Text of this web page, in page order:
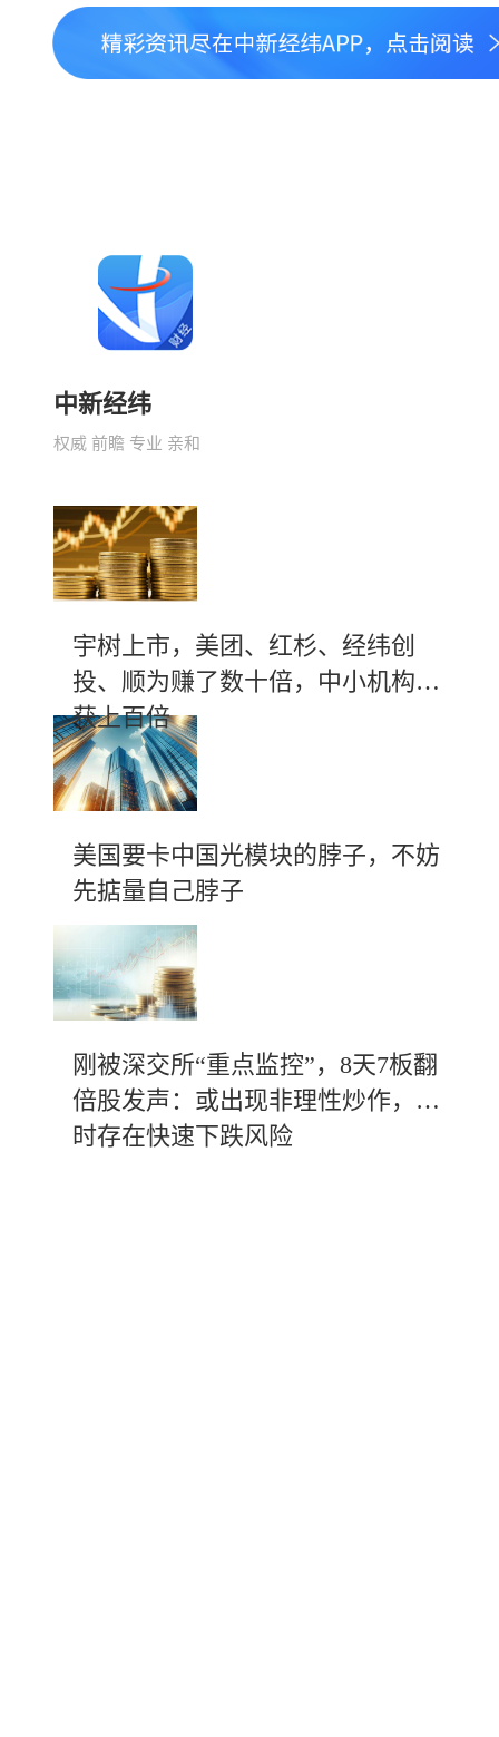
中新经纬
权威 前瞻 专业 亲和
宇树上市，美团、红杉、经纬创
投、顺为赚了数十倍，中小机构斩
获上百倍
美国要卡中国光模块的脖子，不妨
先掂量自己脖子
刚被深交所“重点监控”，8天7板翻
倍股发声：或出现非理性炒作，随
时存在快速下跌风险